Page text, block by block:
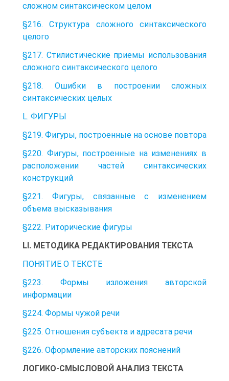
сложном синтаксическом целом
§216. Структура сложного синтаксического
целого
§217. Стилистические приемы использования
сложного синтаксического целого
§218. Ошибки в построении сложных
синтаксических целых
L. ФИГУРЫ
§219. Фигуры, построенные на основе повтора
§220. Фигуры, построенные на изменениях в
расположении частей синтаксических
конструкций
§221. Фигуры, связанные с изменением
объема высказывания
§222. Риторические фигуры
LI. МЕТОДИКА РЕДАКТИРОВАНИЯ ТЕКСТА
ПОНЯТИЕ О ТЕКСТЕ
§223. Формы изложения авторской
информации
§224. Формы чужой речи
§225. Отношения субъекта и адресата речи
§226. Оформление авторских пояснений
ЛОГИКО-СМЫСЛОВОЙ АНАЛИЗ ТЕКСТА